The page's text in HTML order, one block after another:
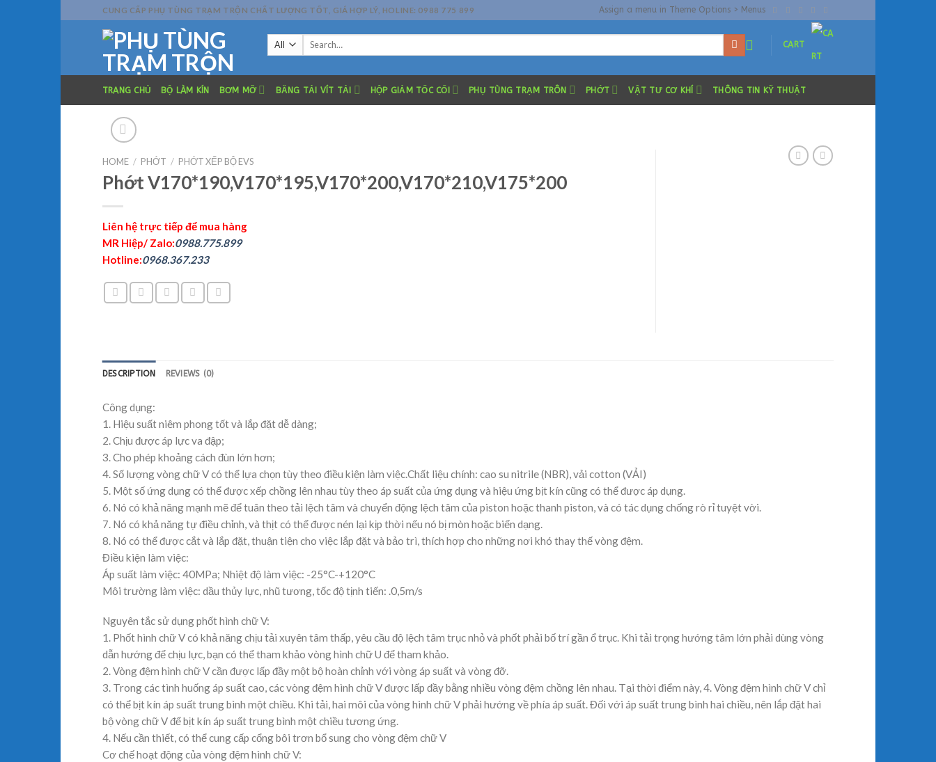
to
CUNG CẤP PHỤ TÙNG TRẠM TRỘN CHẤT LƯỢNG TỐT, GIÁ HỢP LÝ, HOLINE: 0988 775 899 Assign a menu in Theme Options > Menus
Search
CART
TRANG CHỦ BỘ LÀM KÍN BƠM MỠ BĂNG TẢI VÍT TẢI HỘP GIẢM TỐC CỐI PHỤ TÙNG TRẠM TRÔN PHỚT VẬT TƯ CƠ KHÍ THÔNG TIN KỸ THUẬT
HOME / PHỚT / PHỚT XẾP BỘ EVS
Phớt V170*190,V170*195,V170*200,V170*210,V175*200
Liên hệ trực tiếp để mua hàng
MR Hiệp/ Zalo:0988.775.899
Hotline:0968.367.233
DESCRIPTION REVIEWS (0)
Công dụng:
1. Hiệu suất niêm phong tốt và lắp đặt dễ dàng;
2. Chịu được áp lực va đập;
3. Cho phép khoảng cách đùn lớn hơn;
4. Số lượng vòng chữ V có thể lựa chọn tùy theo điều kiện làm việc.Chất liệu chính: cao su nitrile (NBR), vải cotton (VẢI)
5. Một số ứng dụng có thể được xếp chồng lên nhau tùy theo áp suất của ứng dụng và hiệu ứng bịt kín cũng có thể được áp dụng.
6. Nó có khả năng mạnh mẽ để tuân theo tải lệch tâm và chuyển động lệch tâm của piston hoặc thanh piston, và có tác dụng chống rò rỉ tuyệt vời.
7. Nó có khả năng tự điều chỉnh, và thịt có thể được nén lại kịp thời nếu nó bị mòn hoặc biến dạng.
8. Nó có thể được cắt và lắp đặt, thuận tiện cho việc lắp đặt và bảo trì, thích hợp cho những nơi khó thay thế vòng đệm.
Điều kiện làm việc:
Áp suất làm việc: 40MPa; Nhiệt độ làm việc: -25°C-+120°C
Môi trường làm việc: dầu thủy lực, nhũ tương, tốc độ tịnh tiến: .0,5m/s
Nguyên tắc sử dụng phốt hình chữ V:
1. Phốt hình chữ V có khả năng chịu tải xuyên tâm thấp, yêu cầu độ lệch tâm trục nhỏ và phốt phải bố trí gần ổ trục. Khi tải trọng hướng tâm lớn phải dùng vòng
dẫn hướng để chịu lực, bạn có thể tham khảo vòng hình chữ U để tham khảo.
2. Vòng đệm hình chữ V cần được lấp đầy một bộ hoàn chỉnh với vòng áp suất và vòng đỡ.
3. Trong các tình huống áp suất cao, các vòng đệm hình chữ V được lấp đầy bằng nhiều vòng đệm chồng lên nhau. Tại thời điểm này, 4. Vòng đệm hình chữ V chỉ
có thể bịt kín áp suất trung bình một chiều. Khi tải, hai môi của vòng hình chữ V phải hướng về phía áp suất. Đối với áp suất trung bình hai chiều, nên lắp đặt hai
bộ vòng chữ V để bịt kín áp suất trung bình một chiều tương ứng.
4. Nếu cần thiết, có thể cung cấp cổng bôi trơn bổ sung cho vòng đệm chữ V
Cơ chế hoạt động của vòng đệm hình chữ V: